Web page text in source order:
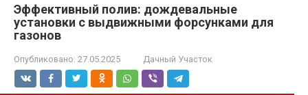
Эффективный полив: дождевальные
установки с выдвижными форсунками для
газонов
Опубликовано: 27.05.2025 Дачный Участок